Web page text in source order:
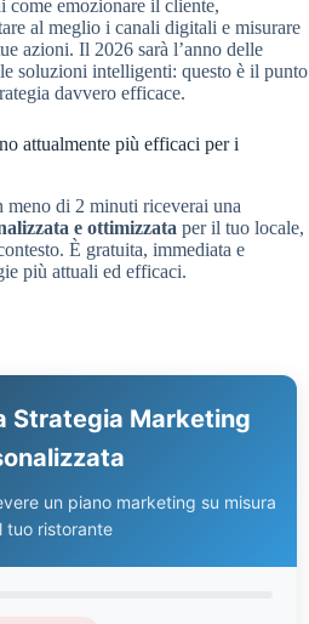
come emozionare il cliente,
al meglio i canali digitali e misurare
azioni. Il 2026 sarà l’anno delle
soluzioni intelligenti: questo è il punto
davvero efficace.
attualmente più efficaci per i
di 2 minuti riceverai una
e ottimizzata per il tuo locale,
È gratuita, immediata e
più attuali ed efficaci.
Strategia Marketing
un piano marketing su misura
tuo ristorante